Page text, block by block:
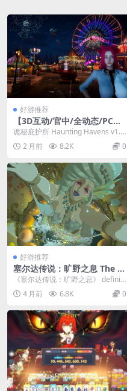
好游推荐
【3D互动/官中/全动态/PC】
诡秘庇护所 Haunting Haven
s PC版 3D魅魔互动SLG 官方
中文版 v1.0.1【10.5G】
诡秘庇护所 Haunting Havens v1.0.
1 是欧美3D互动SLG赛...
2 月前 8.2K 0
好游推荐
塞尔达传说：旷野之息 The L
egend of Zelda: Breath of t
he Wild PC模拟器版 开放世
界动作冒险 终极MOD整合典
《塞尔达传说：旷野之息》 definiti
ve edition 已经全面整合本体...
4 月前 6.8K 0